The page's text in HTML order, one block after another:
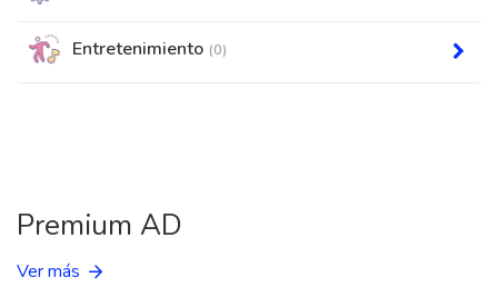
Entretenimiento (0)
Premium AD
Ver más